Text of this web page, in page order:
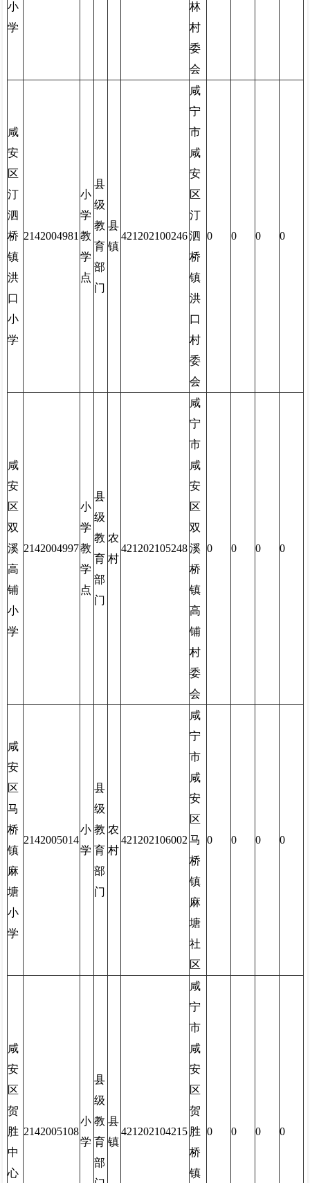
小
学
林
村
委
会
咸
安
区
汀
泗
桥
镇
洪
口
小
学
2142004981
小
学
教
学
点
县
级
教
育
部
门
县
镇
421202100246
咸
宁
市
咸
安
区
汀
泗
桥
镇
洪
口
村
委
会
0 0 0 0
咸
安
区
双
溪
高
铺
小
学
2142004997
小
学
教
学
点
县
级
教
育
部
门
农
村
421202105248
咸
宁
市
咸
安
区
双
溪
桥
镇
高
铺
村
委
会
0 0 0 0
咸
安
区
马
桥
镇
麻
塘
小
学
2142005014
小
学
县
级
教
育
部
门
农
村
421202106002
咸
宁
市
咸
安
区
马
桥
镇
麻
塘
社
区
0 0 0 0
咸
安
区
贺
胜
中
心
2142005108
小
学
县
级
教
育
部
县
镇
421202104215
咸
宁
市
咸
安
区
贺
胜
桥
镇
0 0 0 0